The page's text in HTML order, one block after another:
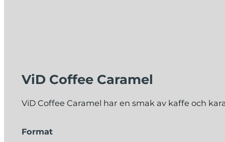
ViD Coffee Caramel
ViD Coffee Caramel har en smak av kaffe och
Format